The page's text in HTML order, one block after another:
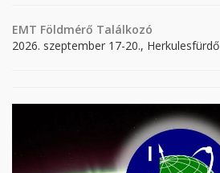
EMT Földmérő Találkozó
2026. szeptember 17-20., Herkulesfürdő